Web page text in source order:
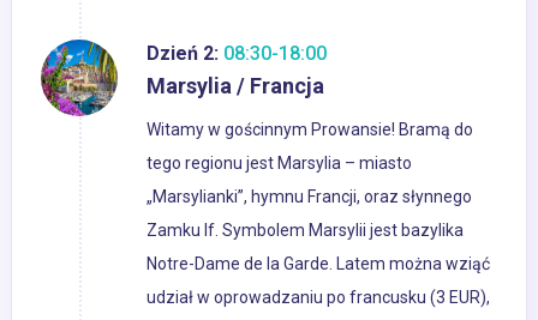
Dzień 2: 08:30-18:00
Marsylia / Francja
Witamy w gościnnym Prowansie! Bramą do
tego regionu jest Marsylia – miasto
„Marsylianki”, hymnu Francji, oraz słynnego
Zamku If. Symbolem Marsylii jest bazylika
Notre-Dame de la Garde. Latem można wziąć
udział w oprowadzaniu po francusku (3 EUR),